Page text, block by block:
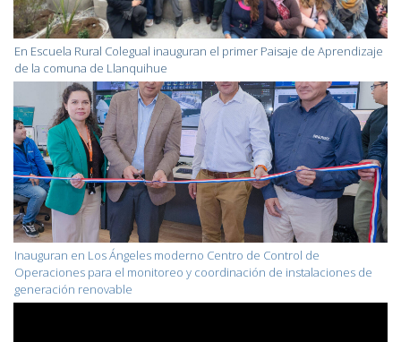
En Escuela Rural Colegual inauguran el primer Paisaje de Aprendizaje
de la comuna de Llanquihue
Inauguran en Los Ángeles moderno Centro de Control de
Operaciones para el monitoreo y coordinación de instalaciones de
generación renovable